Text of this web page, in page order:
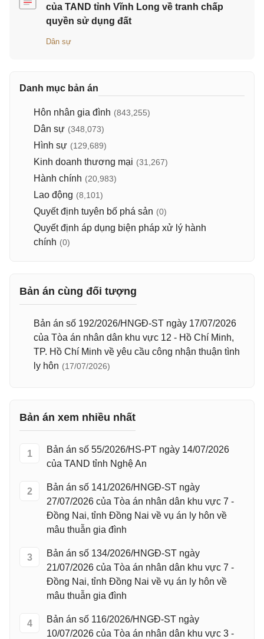
của TAND tỉnh Vĩnh Long về tranh chấp
quyền sử dụng đất
Dân sự
Danh mục bản án
Hôn nhân gia đình (843,255)
Dân sự (348,073)
Hình sự (129,689)
Kinh doanh thương mại (31,267)
Hành chính (20,983)
Lao động (8,101)
Quyết định tuyên bố phá sản (0)
Quyết định áp dụng biện pháp xử lý hành
chính (0)
Bản án cùng đối tượng
Bản án số 192/2026/HNGĐ-ST ngày 17/07/2026
của Tòa án nhân dân khu vực 12 - Hồ Chí Minh,
TP. Hồ Chí Minh về yêu cầu công nhận thuận tình
ly hôn (17/07/2026)
Bản án xem nhiều nhất
1
Bản án số 55/2026/HS-PT ngày 14/07/2026
của TAND tỉnh Nghệ An
2
Bản án số 141/2026/HNGĐ-ST ngày
27/07/2026 của Tòa án nhân dân khu vực 7 -
Đồng Nai, tỉnh Đồng Nai về vụ án ly hôn về
mâu thuẫn gia đình
3
Bản án số 134/2026/HNGĐ-ST ngày
21/07/2026 của Tòa án nhân dân khu vực 7 -
Đồng Nai, tỉnh Đồng Nai về vụ án ly hôn về
mâu thuẫn gia đình
4
Bản án số 116/2026/HNGĐ-ST ngày
10/07/2026 của Tòa án nhân dân khu vực 3 -